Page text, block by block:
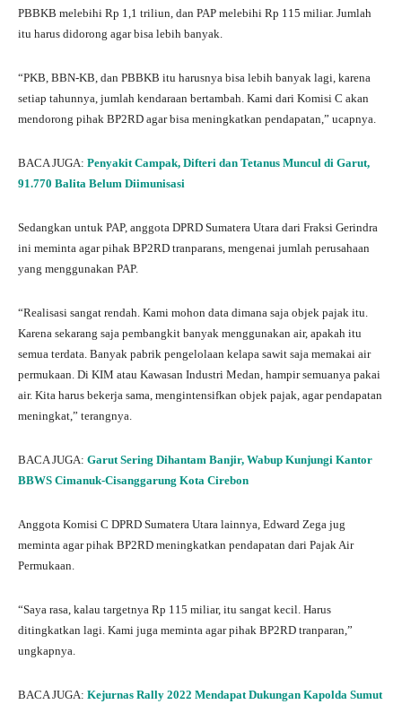
PBBKB melebihi Rp 1,1 triliun, dan PAP melebihi Rp 115 miliar. Jumlah
itu harus didorong agar bisa lebih banyak.
“PKB, BBN-KB, dan PBBKB itu harusnya bisa lebih banyak lagi, karena
setiap tahunnya, jumlah kendaraan bertambah. Kami dari Komisi C akan
mendorong pihak BP2RD agar bisa meningkatkan pendapatan,” ucapnya.
BACA JUGA: Penyakit Campak, Difteri dan Tetanus Muncul di Garut,
91.770 Balita Belum Diimunisasi
Sedangkan untuk PAP, anggota DPRD Sumatera Utara dari Fraksi Gerindra
ini meminta agar pihak BP2RD tranparans, mengenai jumlah perusahaan
yang menggunakan PAP.
“Realisasi sangat rendah. Kami mohon data dimana saja objek pajak itu.
Karena sekarang saja pembangkit banyak menggunakan air, apakah itu
semua terdata. Banyak pabrik pengelolaan kelapa sawit saja memakai air
permukaan. Di KIM atau Kawasan Industri Medan, hampir semuanya pakai
air. Kita harus bekerja sama, mengintensifkan objek pajak, agar pendapatan
meningkat,” terangnya.
BACA JUGA: Garut Sering Dihantam Banjir, Wabup Kunjungi Kantor
BBWS Cimanuk-Cisanggarung Kota Cirebon
Anggota Komisi C DPRD Sumatera Utara lainnya, Edward Zega jug
meminta agar pihak BP2RD meningkatkan pendapatan dari Pajak Air
Permukaan.
“Saya rasa, kalau targetnya Rp 115 miliar, itu sangat kecil. Harus
ditingkatkan lagi. Kami juga meminta agar pihak BP2RD tranparan,”
ungkapnya.
BACA JUGA: Kejurnas Rally 2022 Mendapat Dukungan Kapolda Sumut